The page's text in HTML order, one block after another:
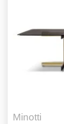
Minotti